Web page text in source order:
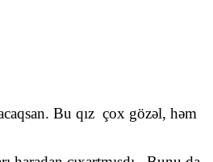
Bu qız çox gözəl, həm